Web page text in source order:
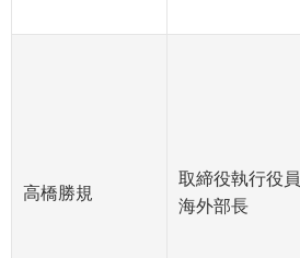
高橋勝規
取締役執行役員
海外部長